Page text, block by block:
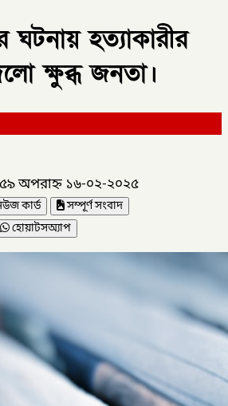
ঘটনায় হত্যাকারীর
ক্ষুব্ধ জনতা।
অপরাহ্ন ১৬-০২-২০২৫
কার্ড
সম্পূর্ণ সংবাদ
হোয়াটসঅ্যাপ